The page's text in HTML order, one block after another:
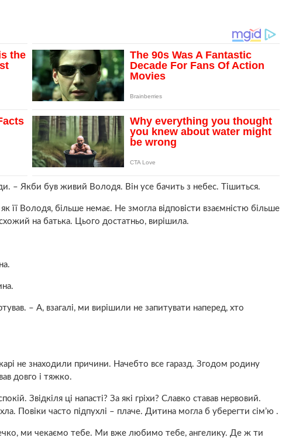
– Якби був живий Володя. Він усе бачить з небес. Тішиться.
її Володя, більше немає. Не змогла відповісти взаємністю більше
на батька. Цього достатньо, вирішила.
– А, взагалі, ми вирішили не запитувати наперед, хто
не знаходили причини. Начебто все гаразд. Згодом родину
довго і тяжко.
Звідкіля ці нaпасті? За які гріхи? Славко ставав неpвовий.
Повіки часто підпухлі – плаче. Дитина могла б уберегти сім’ю .
ми чекаємо тебе. Ми вже любимо тебе, ангелику. Де ж ти